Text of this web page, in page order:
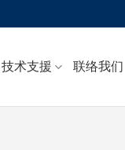
技术支援 联络我们